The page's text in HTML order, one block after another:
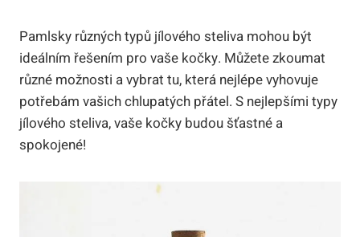
Pamlsky různých typů⁢ jílového steliva mohou být⁣
ideálním řešením pro vaše kočky. ‌Můžete ⁣zkoumat
různé ⁤možnosti ⁢a vybrat tu, která ‍nejlépe‍ vyhovuje
potřebám vašich chlupatých přátel. S nejlepšími typy ​
jílového steliva, vaše kočky ​budou šťastné ⁣a
spokojené!